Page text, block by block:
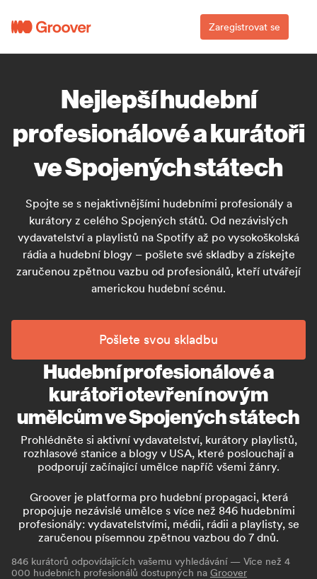
Zaregistrovat se
Nejlepší hudební
profesionálové a kurátoři
ve Spojených státech
Spojte se s nejaktivnějšími hudebními profesionály a
kurátory z celého Spojených států. Od nezávislých
vydavatelství a playlistů na Spotify až po vysokoškolská
rádia a hudební blogy – pošlete své skladby a získejte
zaručenou zpětnou vazbu od profesionálů, kteří utvářejí
americkou hudební scénu.
Pošlete svou skladbu
Hudební profesionálové a
kurátoři otevření novým
umělcům ve Spojených státech
Prohlédněte si aktivní vydavatelství, kurátory playlistů,
rozhlasové stanice a blogy v USA, které poslouchají a
podporují začínající umělce napříč všemi žánry.
Groover je platforma pro hudební propagaci, která
propojuje nezávislé umělce s více než 846 hudebními
profesionály: vydavatelstvími, médii, rádii a playlisty, se
zaručenou písemnou zpětnou vazbou do 7 dnů.
846 kurátorů odpovídajících vašemu vyhledávání — Více než 4
000 hudebních profesionálů dostupných na Groover